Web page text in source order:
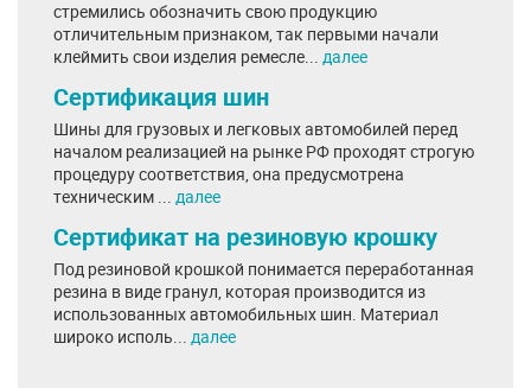
стремились обозначить свою продукцию
отличительным признаком, так первыми начали
клеймить свои изделия ремесле... далее
Сертификация шин
Шины для грузовых и легковых автомобилей перед
началом реализацией на рынке РФ проходят строгую
процедуру соответствия, она предусмотрена
техническим ... далее
Сертификат на резиновую крошку
Под резиновой крошкой понимается переработанная
резина в виде гранул, которая производится из
использованных автомобильных шин. Материал
широко исполь... далее